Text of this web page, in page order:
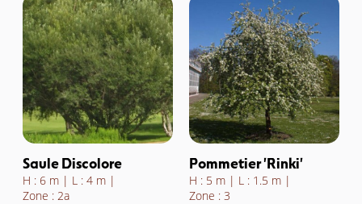
Saule Discolore
H : 6 m
L : 4 m
Zone : 2a
Pommetier 'Rinki'
H : 5 m
L : 1.5 m
Zone : 3